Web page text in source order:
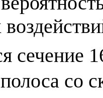
сечение
со